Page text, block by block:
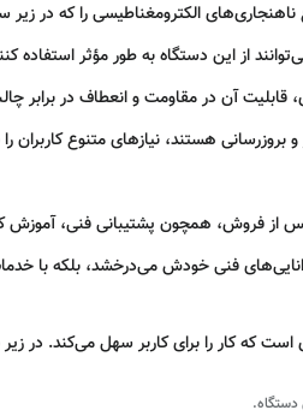
الکترومغناطیسی را که در
از این دستگاه به طور مؤثر استفاده
قابلیت آن در مقاومت و انعطاف در برابر
هستند، نیازهای متنوع
از فروش، همچون پشتیبانی فنی، آموزش
توانایی‌های فنی خودش می‌درخشد، بلکه با
که کار را برای کاربر سهل می‌کند. در زیر
دستگاه.